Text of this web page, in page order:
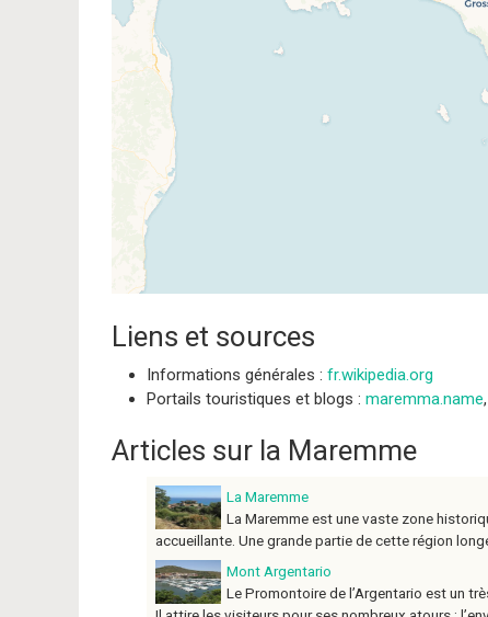
If you see this after your
Liens et sources
Informations générales : fr.wikipedia.org
Portails touristiques et blogs : maremma.name,
Articles sur la Maremme
La Maremme
La Maremme est une vaste zone
accueillante. Une grande partie de cette région
Mont Argentario
Le Promontoire de l’Argentario est un